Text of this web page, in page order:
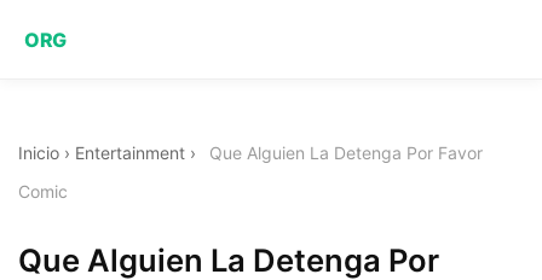
ORG
Inicio › Entertainment ›
Que Alguien La Detenga Por Favor
Comic
Que Alguien La Detenga Por